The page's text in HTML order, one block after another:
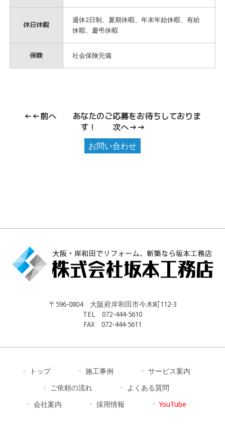
休日休暇
週休2日制、夏期休暇、年末年始休暇、有給
休暇、慶弔休暇
保険 社会保険完備
←←前へあなたのご応募をお待ちしておりま
す！ 次へ→→
お問い合わせ
〒596-0804 大阪府岸和田市今木町112-3
TEL 072-444-5610
FAX 072-444-5611
トップ 施工事例 サービス案内
ご依頼の流れ よくある質問
会社案内 採用情報 YouTube